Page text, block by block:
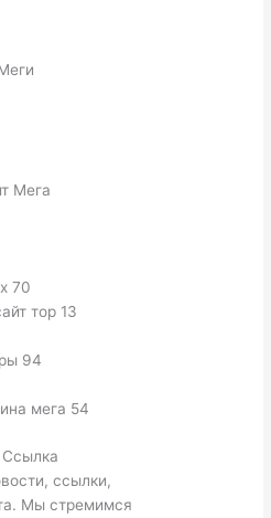
Мега
70
тор 13
94
мега 54
ссылки,
Мы стремимся